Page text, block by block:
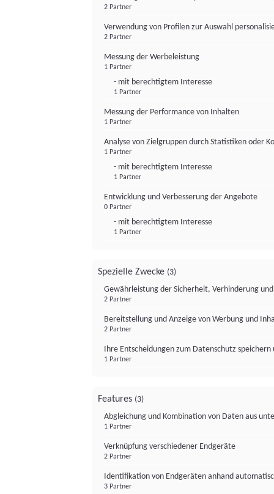
2 Partner
Verwendung von Profilen zur Auswahl
2 Partner
Messung der Werbeleistung
1 Partner
- mit berechtigtem Interesse
1 Partner
Messung der Performance von Inhalten
1 Partner
Analyse von Zielgruppen durch Statistiken oder
1 Partner
- mit berechtigtem Interesse
1 Partner
Entwicklung und Verbesserung der Angebote
0 Partner
- mit berechtigtem Interesse
1 Partner
Spezielle Zwecke (3)
Gewährleistung der Sicherheit, Verhinderung
2 Partner
Bereitstellung und Anzeige von Werbung und
2 Partner
Ihre Entscheidungen zum Datenschutz
1 Partner
Features (3)
Abgleichung und Kombination von Daten aus
1 Partner
Verknüpfung verschiedener Endgeräte
2 Partner
Identifikation von Endgeräten anhand
3 Partner